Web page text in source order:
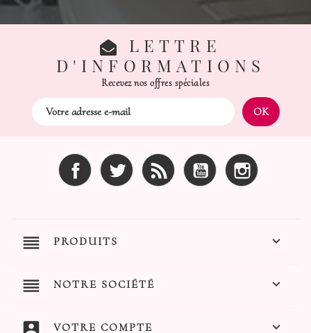
LETTRE
D'INFORMATIONS
Recevez nos offres spéciales
Facebook Twitter Rss YouTube
reorder PRODUITS 
reorder NOTRE SOCIÉTÉ 
account_box VOTRE COMPTE 